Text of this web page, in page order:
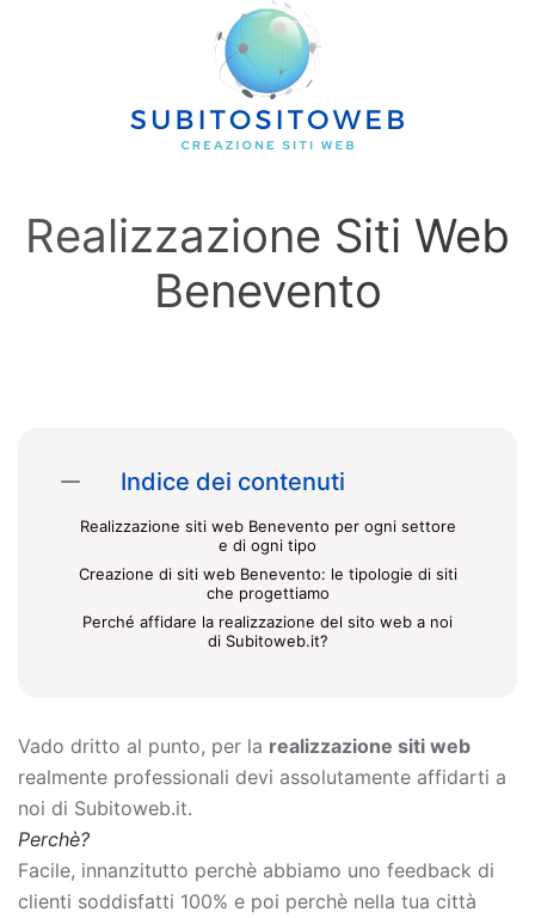
Skip to main content
Realizzazione Siti Web
Benevento
Indice dei contenuti
Realizzazione siti web Benevento per ogni settore
e di ogni tipo
Creazione di siti web Benevento: le tipologie di siti
che progettiamo
Perché affidare la realizzazione del sito web a noi
di Subitoweb.it?
Vado dritto al punto, per la realizzazione siti web
realmente professionali devi assolutamente affidarti a
noi di Subitoweb.it.
Perchè?
Facile, innanzitutto perchè abbiamo uno feedback di
clienti soddisfatti 100% e poi perchè nella tua città